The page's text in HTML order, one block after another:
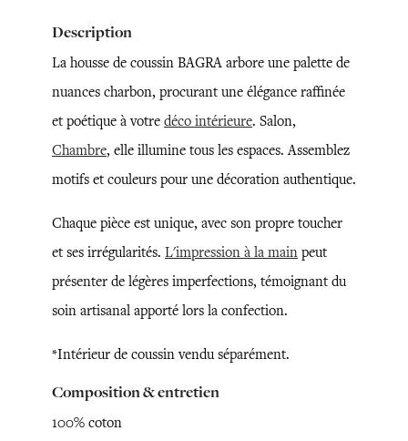
Description
La housse de coussin BAGRA arbore une palette de
nuances charbon, procurant une élégance raffinée
et poétique à votre déco intérieure. Salon,
Chambre, elle illumine tous les espaces. Assemblez
motifs et couleurs pour une décoration authentique.
Chaque pièce est unique, avec son propre toucher
et ses irrégularités. L'impression à la main peut
présenter de légères imperfections, témoignant du
soin artisanal apporté lors la confection.
*Intérieur de coussin vendu séparément.
Composition & entretien
100% coton